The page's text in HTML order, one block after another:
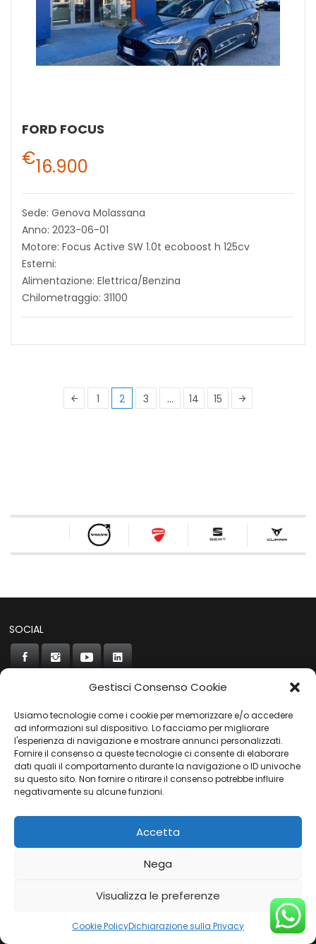
Gestisci Consenso Cookie
Usiamo tecnologie come i cookie per memorizzare e/o accedere
ad informazioni sul dispositivo. Lo facciamo per migliorare
l'esperienza di navigazione e mostrare annunci personalizzati.
Fornire il consenso a queste tecnologie ci consente di elaborare
dati quali il comportamento durante la navigazione o ID univoche
su questo sito. Non fornire o ritirare il consenso potrebbe influire
negativamente su alcune funzioni.
Accetta
Nega
Visualizza le preferenze
Cookie PolicyDichiarazione sulla Privacy
FORD FOCUS
€16.900
Sede: Genova Molassana
Anno: 2023-06-01
Motore: Focus Active SW 1.0t ecoboost h 125cv
Esterni:
Alimentazione: Elettrica/Benzina
Chilometraggio: 31100
1 2 3 … 14 15
SOCIAL
CONCORDE
AUTOCHIAVARI
Gruppo Carfin SPA |P.IVA:03859710109 |
Via L. Perini 50 - 16152 Genova | © 2025
PRIVACY POLICY